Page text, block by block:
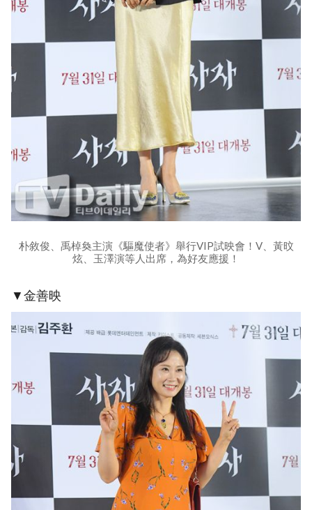
朴敘俊、禹棹奐主演《驅魔使者》舉行VIP試映會！V、黃旼
炫、玉澤演等人出席，為好友應援！
▼金善映